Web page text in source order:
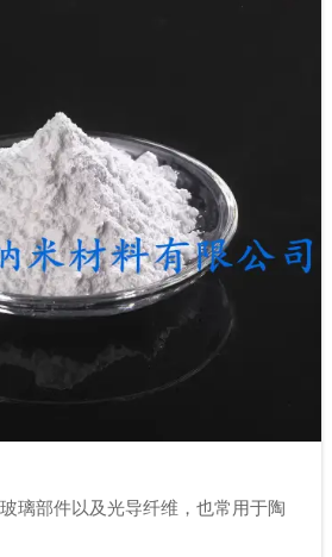
璃部件以及光导纤维，也常用于陶